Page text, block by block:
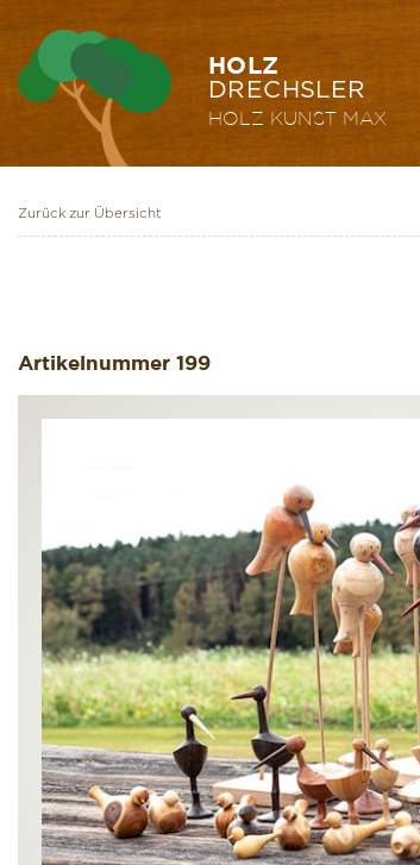
HOLZ
DRECHSLER
HOLZ KUNST MAX
Zurück zur Übersicht
Artikelnummer 199